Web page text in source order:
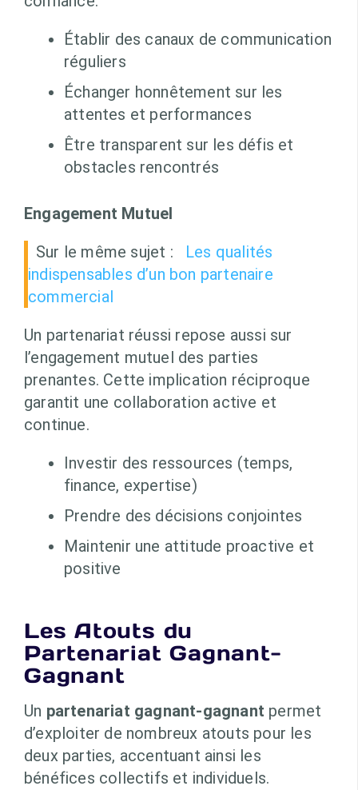
Établir des canaux de communication
réguliers
Échanger honnêtement sur les
attentes et performances
Être transparent sur les défis et
obstacles rencontrés
Engagement Mutuel
Sur le même sujet :
Les qualités
indispensables d’un bon partenaire
commercial
Un partenariat réussi repose aussi sur
l’engagement mutuel des parties
prenantes. Cette implication réciproque
garantit une collaboration active et
continue.
Investir des ressources (temps,
finance, expertise)
Prendre des décisions conjointes
Maintenir une attitude proactive et
positive
Les Atouts du
Partenariat Gagnant-
Gagnant
Un partenariat gagnant-gagnant permet
d’exploiter de nombreux atouts pour les
deux parties, accentuant ainsi les
bénéfices collectifs et individuels.